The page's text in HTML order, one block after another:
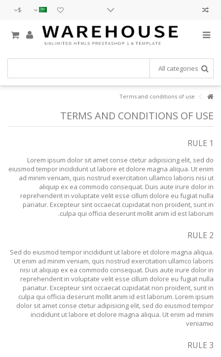
Lorem ipsum dolor sit amet
Lorem ipsum dolor sit amet, consectetur adipisicing elit, sed do
aliquip ex ea commodo consequat.
Lorem ipsum dolor sit amet
Lorem ipsum dolor sit amet, consectetur adipisicing elit, sed do
eiusmod tempor incididunt ut labore et dolore magna aliqua. Ut enim
ad minim veniam, quis nostrud exercitation ullamco laboris nisi ut
aliquip ex ea commodo consequat.
$
TERMS AND CONDITIONS OF USE
RULE 1
Lorem ipsum dolor sit amet conse ctetur adipisicing elit, sed do
eiusmod tempor incididunt ut labore et dolore magna aliqua. Ut enim
ad minim veniam, quis nostrud exercitation ullamco laboris nisi ut
aliquip ex ea commodo consequat. Duis aute irure dolor in
reprehenderit in voluptate velit esse cillum dolore eu fugiat nulla
pariatur. Excepteur sint occaecat cupidatat non proident, sunt in
culpa qui officia deserunt mollit anim id est laborum.
RULE 2
Sed do eiusmod tempor incididunt ut labore et dolore magna aliqua.
Ut enim ad minim veniam, quis nostrud exercitation ullamco laboris
nisi ut aliquip ex ea commodo consequat. Duis aute irure dolor in
reprehenderit in voluptate velit esse cillum dolore eu fugiat nulla
pariatur. Excepteur sint occaecat cupidatat non proident, sunt in
culpa qui officia deserunt mollit anim id est laborum. Lorem ipsum
dolor sit amet conse ctetur adipisicing elit, sed do eiusmod tempor
incididunt ut labore et dolore magna aliqua. Ut enim ad minim
veniamю
RULE 3